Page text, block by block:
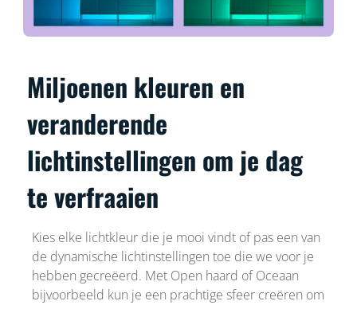
Miljoenen kleuren en
veranderende
lichtinstellingen om je dag
te verfraaien
Kies elke lichtkleur die je mooi vindt of pas een van
de dynamische lichtinstellingen toe die we voor je
hebben gecreëerd. Met Open haard of Oceaan
bijvoorbeeld kun je een prachtige sfeer creëren om